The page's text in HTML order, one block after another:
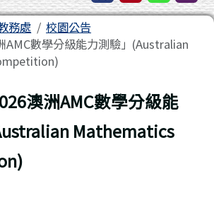
務處
校園公告
AMC數學分級能力測驗」(Australian
澳洲AMC數學分級能
Mathematics